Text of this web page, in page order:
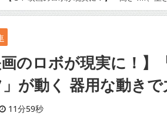
画のロボが現実に！
が動く 器用な動き
11分59秒